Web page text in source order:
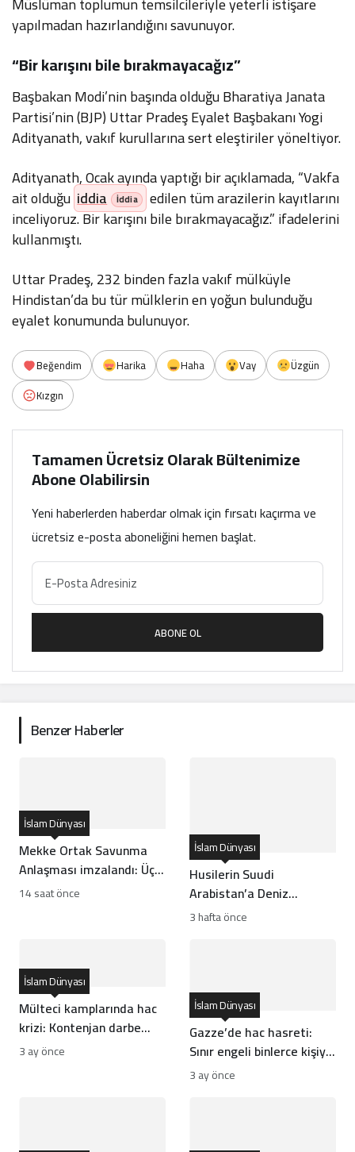
yapılmadan hazırlandığını savunuyor.
“Bir karışını bile bırakmayacağız”
Başbakan Modi’nin başında olduğu Bharatiya Janata
Partisi’nin (BJP) Uttar Pradeş Eyalet Başbakanı Yogi
Adityanath, vakıf kurullarına sert eleştiriler yöneltiyor.
Adityanath, Ocak ayında yaptığı bir açıklamada, “Vakfa
ait olduğu iddia edilen tüm arazilerin kayıtlarını
inceliyoruz. Bir karışını bile bırakmayacağız.” ifadelerini
kullanmıştı.
Uttar Pradeş, 232 binden fazla vakıf mülküyle
Hindistan’da bu tür mülklerin en yoğun bulunduğu
eyalet konumunda bulunuyor.
Beğendim Harika Haha Vay
Üzgün
Kızgın
Tamamen Ücretsiz Olarak Bültenimize
Abone Olabilirsin
Yeni haberlerden haberdar olmak için fırsatı kaçırma ve
ücretsiz e-posta aboneliğini hemen başlat.
ABONE OL
Benzer Haberler
Mekke Ortak Savunma
Anlaşması imzalandı: Üç
ülkeden tarihi ittifak
İslam Dünyası
14 saat önce
Husilerin Suudi
Arabistan’a Deniz
Ambargosu ve
İslam Dünyası
3 hafta önce
Mülteci kamplarında hac
krizi: Kontenjan darbe
vurdu
İslam Dünyası
3 ay önce
Gazze’de hac hasreti:
Sınır engeli binlerce kişiyi
vurdu
İslam Dünyası
3 ay önce